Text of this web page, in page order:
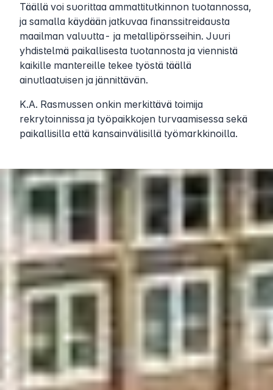
Täällä voi suorittaa ammattitutkinnon tuotannossa,
ja samalla käydään jatkuvaa finanssitreidausta
maailman valuutta- ja metallipörsseihin. Juuri
yhdistelmä paikallisesta tuotannosta ja viennistä
kaikille mantereille tekee työstä täällä
ainutlaatuisen ja jännittävän.
K.A. Rasmussen onkin merkittävä toimija
rekrytoinnissa ja työpaikkojen turvaamisessa sekä
paikallisilla että kansainvälisillä työmarkkinoilla.